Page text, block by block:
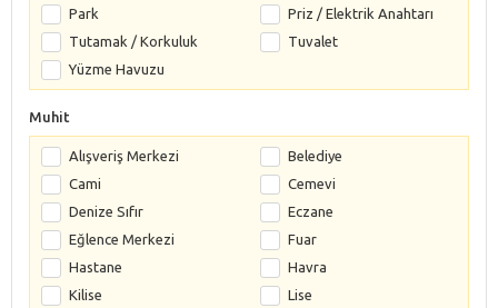
Park
Priz / Elektrik Anahtarı
Tutamak / Korkuluk
Tuvalet
Yüzme Havuzu
Muhit
Alışveriş Merkezi
Belediye
Cami
Cemevi
Denize Sıfır
Eczane
Eğlence Merkezi
Fuar
Hastane
Havra
Kilise
Lise